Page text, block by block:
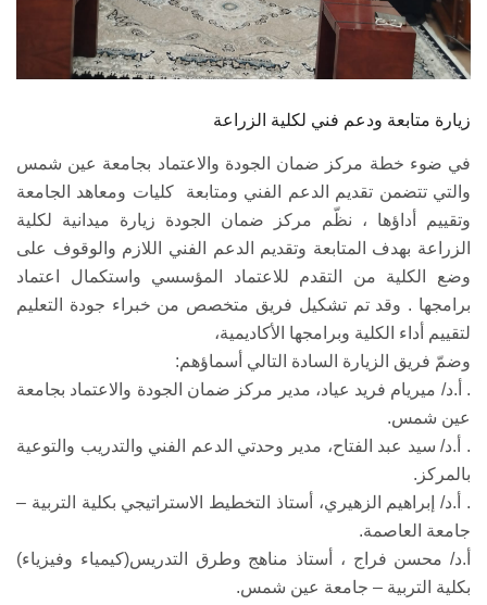
زيارة متابعة ودعم فني لكلية الزراعة
في ضوء خطة مركز ضمان الجودة والاعتماد بجامعة عين شمس
والتي تتضمن تقديم الدعم الفني ومتابعة كليات ومعاهد الجامعة
وتقييم أداؤها ، نظّم مركز ضمان الجودة زيارة ميدانية لكلية
الزراعة بهدف المتابعة وتقديم الدعم الفني اللازم والوقوف على
وضع الكلية من التقدم للاعتماد المؤسسي واستكمال اعتماد
برامجها . وقد تم تشكيل فريق متخصص من خبراء جودة التعليم
لتقييم أداء الكلية وبرامجها الأكاديمية،
وضمّ فريق الزيارة السادة التالي أسماؤهم:
. أ.د/ ميريام فريد عياد، مدير مركز ضمان الجودة والاعتماد بجامعة
عين شمس.
. أ.د/ سيد عبد الفتاح، مدير وحدتي الدعم الفني والتدريب والتوعية
بالمركز.
. أ.د/ إبراهيم الزهيري، أستاذ التخطيط الاستراتيجي بكلية التربية –
جامعة العاصمة.
أ.د/ محسن فراج ، أستاذ مناهج وطرق التدريس(كيمياء وفيزياء)
بكلية التربية – جامعة عين شمس.